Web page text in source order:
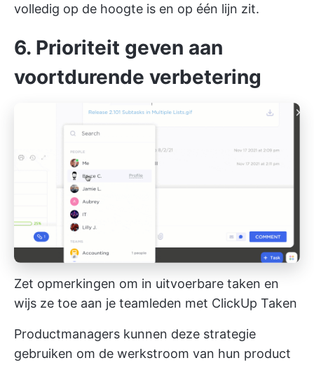
volledig op de hoogte is en op één lijn zit.
6. Prioriteit geven aan
voortdurende verbetering
Zet opmerkingen om in uitvoerbare taken en
wijs ze toe aan je teamleden met ClickUp Taken
Productmanagers kunnen deze strategie
gebruiken om de werkstroom van hun product